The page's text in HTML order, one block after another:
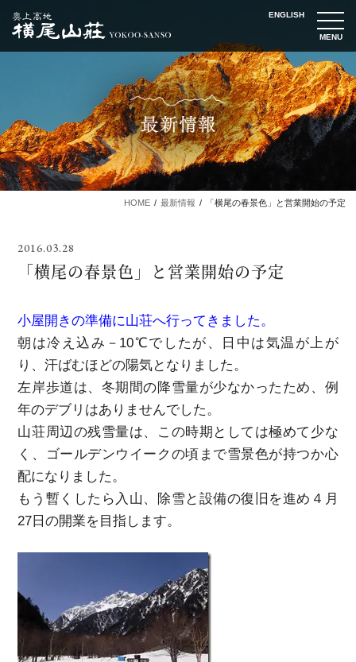
t
o
g
g
l
e
n
a
v
i
n
ENGLISH
HOME 最新情報 「横尾の春景色」と営業開始の予定
2016.03.28
「横尾の春景色」と営業開始の予定
小屋開きの準備に山荘へ行ってきました。
朝は冷え込み－10℃でしたが、日中は気温が上が
り、汗ばむほどの陽気となりました。
左岸歩道は、冬期間の降雪量が少なかったため、例
年のデブリはありませんでした。
山荘周辺の残雪量は、この時期としては極めて少な
く、ゴールデンウイークの頃まで雪景色が持つか心
配になりました。
もう暫くしたら入山、除雪と設備の復旧を進め４月
27日の開業を目指します。